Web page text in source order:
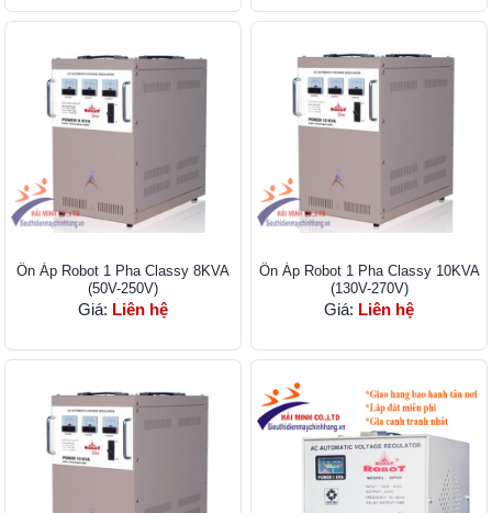
Ổn Áp Robot 1 Pha Classy 8KVA
(50V-250V)
Giá: Liên hệ
Ổn Áp Robot 1 Pha Classy 10KVA
(130V-270V)
Giá: Liên hệ